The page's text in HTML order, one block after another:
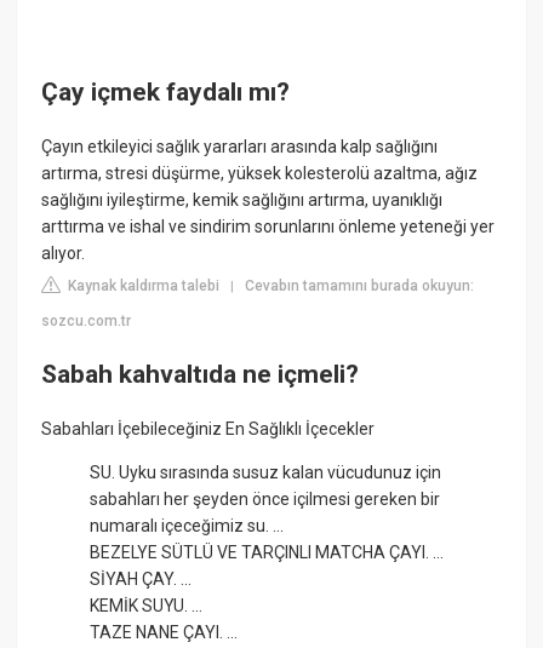
Çay içmek faydalı mı?
Çayın etkileyici sağlık yararları arasında kalp sağlığını
artırma, stresi düşürme, yüksek kolesterolü azaltma, ağız
sağlığını iyileştirme, kemik sağlığını artırma, uyanıklığı
arttırma ve ishal ve sindirim sorunlarını önleme yeteneği yer
alıyor.
Kaynak kaldırma talebi |Cevabın tamamını burada okuyun:
sozcu.com.tr
Sabah kahvaltıda ne içmeli?
Sabahları İçebileceğiniz En Sağlıklı İçecekler
SU. Uyku sırasında susuz kalan vücudunuz için
sabahları her şeyden önce içilmesi gereken bir
numaralı içeceğimiz su. ...
BEZELYE SÜTLÜ VE TARÇINLI MATCHA ÇAYI. ...
SİYAH ÇAY. ...
KEMİK SUYU. ...
TAZE NANE ÇAYI. ...